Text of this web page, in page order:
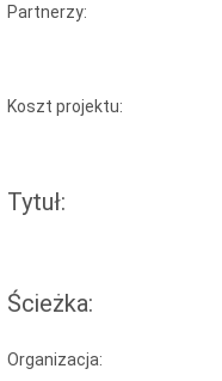
Partnerzy:
Koszt projektu:
Tytuł:
Ścieżka:
Organizacja: